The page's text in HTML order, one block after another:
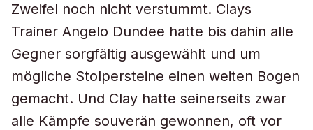
Zweifel noch nicht verstummt. Clays
Trainer Angelo Dundee hatte bis dahin alle
Gegner sorgfältig ausgewählt und um
mögliche Stolpersteine einen weiten Bogen
gemacht. Und Clay hatte seinerseits zwar
alle Kämpfe souverän gewonnen, oft vor